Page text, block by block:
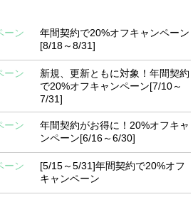
ーン
年間契約で20%オフキャンペーン
[8/18～8/31]
ーン
新規、更新ともに対象！年間契約
で20%オフキャンペーン[7/10～
7/31]
ーン
年間契約がお得に！20%オフキャ
ンペーン[6/16～6/30]
ーン
[5/15～5/31]年間契約で20%オフ
キャンペーン